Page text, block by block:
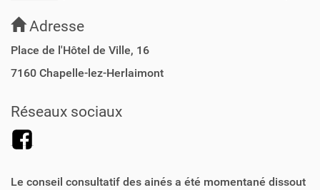
Adresse
Place de l'Hôtel de Ville, 16
7160 Chapelle-lez-Herlaimont
Réseaux sociaux
Le conseil consultatif des ainés a été momentané dissout